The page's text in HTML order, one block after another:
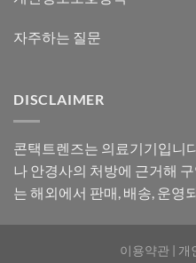
자주하는 질문
DISCLAIMER
콘택트렌즈는 의료기기입니
나 안경사의 처방에 근거해
는 해외에서 판매, 배송, 운영
이용약관 | 개